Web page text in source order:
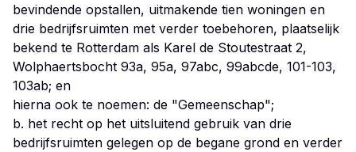
bevindende opstallen, uitmakende tien woningen en
drie bedrijfsruimten met verder toebehoren, plaatselijk
bekend te Rotterdam als Karel de Stoutestraat 2,
Wolphaertsbocht 93a, 95a, 97abc, 99abcde, 101-103,
103ab; en
hierna ook te noemen: de "Gemeenschap";
b. het recht op het uitsluitend gebruik van drie
bedrijfsruimten gelegen op de begane grond en verder